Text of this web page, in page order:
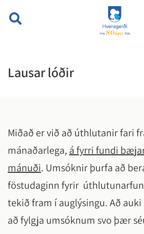
Lausar lóðir
Miðað er við að úthlutanir fari
mánaðarlega, á fyrri fundi
mánuði. Umsóknir þurfa að
föstudaginn fyrir
tekið fram í auglýsingu. Að
að fylgja umsóknum svo þær